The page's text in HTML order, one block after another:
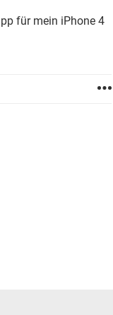
für mein iPhone 4